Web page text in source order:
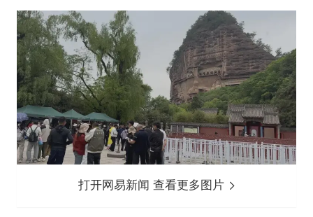
打开网易新闻 查看更多图片